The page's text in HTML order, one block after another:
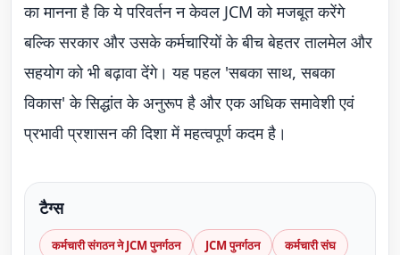
का मानना है कि ये परिवर्तन न केवल JCM को मजबूत करेंगे
बल्कि सरकार और उसके कर्मचारियों के बीच बेहतर तालमेल और
सहयोग को भी बढ़ावा देंगे। यह पहल 'सबका साथ, सबका
विकास' के सिद्धांत के अनुरूप है और एक अधिक समावेशी एवं
प्रभावी प्रशासन की दिशा में महत्वपूर्ण कदम है।
टैग्स
कर्मचारी संगठन ने JCM पुनर्गठन JCM पुनर्गठन
कर्मचारी संघ